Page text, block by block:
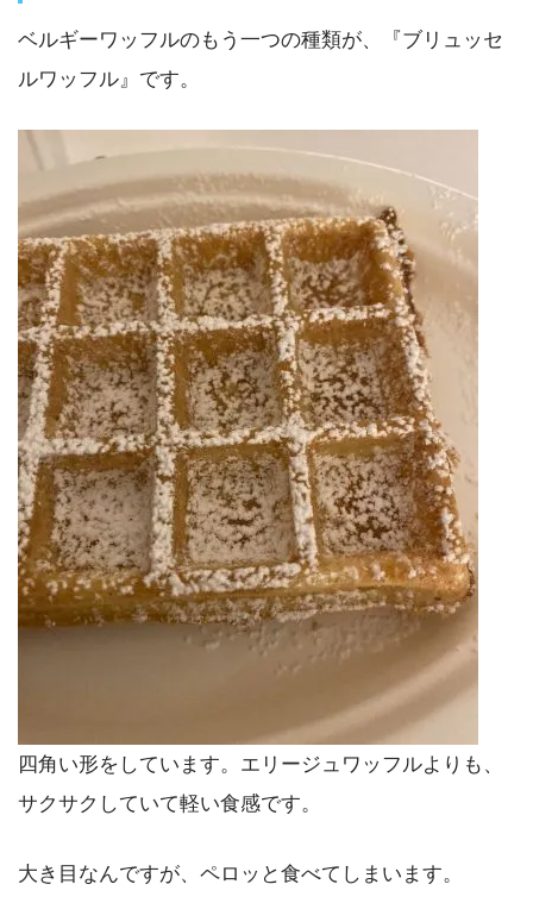
ベルギーワッフルのもう一つの種類が、『ブリュッセ
ルワッフル』です。
四角い形をしています。エリージュワッフルよりも、
サクサクしていて軽い食感です。
大き目なんですが、ペロッと食べてしまいます。